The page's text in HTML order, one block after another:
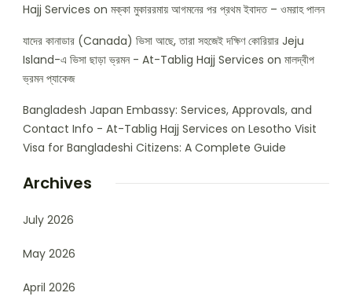
Hajj Services on মক্কা মুকাররমায় আগমনের পর প্রথম ইবাদত – ওমরাহ পালন
যাদের কানাডার (Canada) ভিসা আছে, তারা সহজেই দক্ষিণ কোরিয়ার Jeju
Island-এ ভিসা ছাড়া ভ্রমন - At-Tablig Hajj Services on মালদ্বীপ
ভ্রমন প্যাকেজ
Bangladesh Japan Embassy: Services, Approvals, and
Contact Info - At-Tablig Hajj Services on Lesotho Visit
Visa for Bangladeshi Citizens: A Complete Guide
Archives
July 2026
May 2026
April 2026